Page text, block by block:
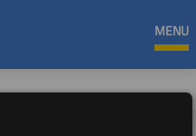
MENU